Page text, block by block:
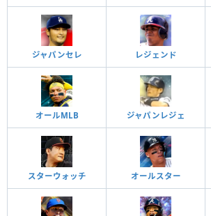
ジャパンセレ レジェンド
オールMLB ジャパンレジェ
スターウォッチ オールスター